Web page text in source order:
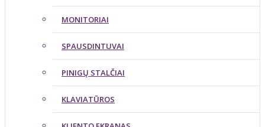
MONITORIAI
SPAUSDINTUVAI
PINIGŲ STALČIAI
KLAVIATŪROS